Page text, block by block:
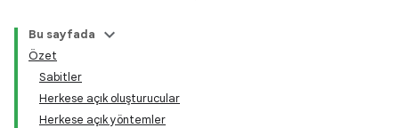
Bu sayfada
Özet
Sabitler
Herkese açık oluşturucular
Herkese açık yöntemler